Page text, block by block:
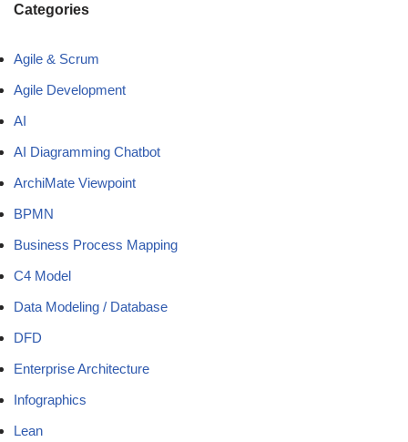
Categories
Agile & Scrum
Agile Development
AI
AI Diagramming Chatbot
ArchiMate Viewpoint
BPMN
Business Process Mapping
C4 Model
Data Modeling / Database
DFD
Enterprise Architecture
Infographics
Lean